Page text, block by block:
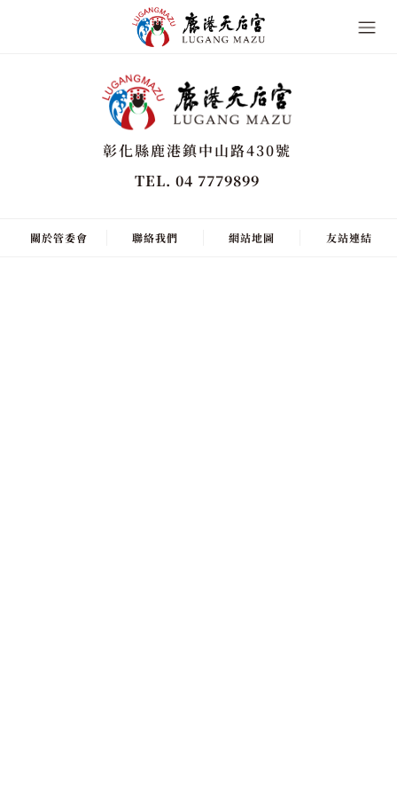
彰化縣鹿港鎮中山路430號
TEL. 04 7779899
關於管委會 聯絡我們 網站地圖 友站連結